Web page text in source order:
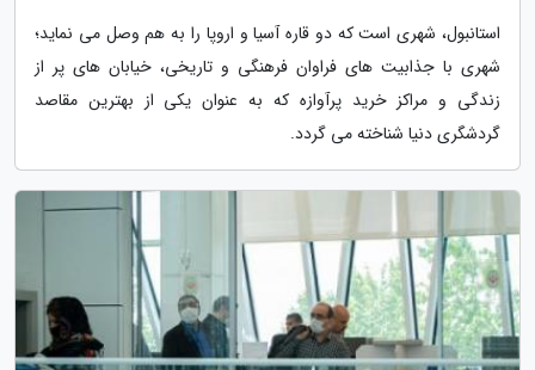
استانبول، شهری است که دو قاره آسیا و اروپا را به هم وصل می نماید؛
شهری با جذابیت های فراوان فرهنگی و تاریخی، خیابان های پر از
زندگی و مراکز خرید پرآوازه که به عنوان یکی از بهترین مقاصد
گردشگری دنیا شناخته می گردد.